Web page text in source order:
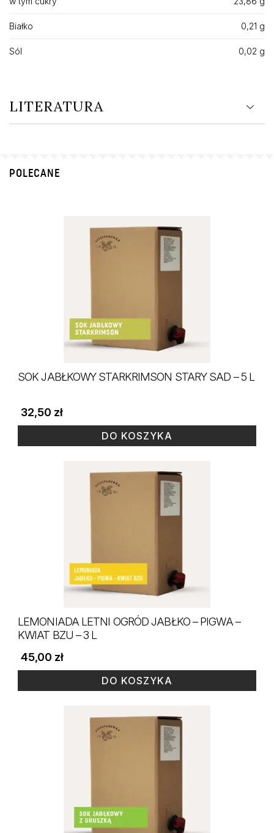
Białko 0,21 g
Sól 0,02 g
LITERATURA
POLECANE
SOK JABŁKOWY STARKRIMSON STARY SAD – 5 L
32,50 zł
DO KOSZYKA
LEMONIADA LETNI OGRÓD JABŁKO – PIGWA –
KWIAT BZU – 3 L
45,00 zł
DO KOSZYKA